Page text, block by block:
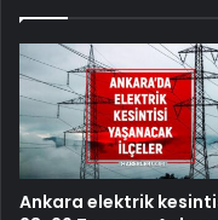
Ankara elektrik